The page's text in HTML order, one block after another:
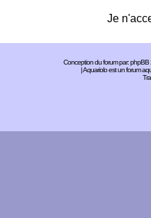
Je
Conception du forum par:phpBB
| Aquariolo est un forum